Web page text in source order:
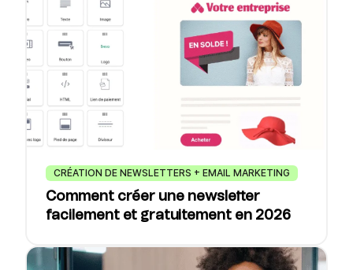
CRÉATION DE NEWSLETTERS + EMAIL MARKETING
Comment créer une newsletter
facilement et gratuitement en 2026